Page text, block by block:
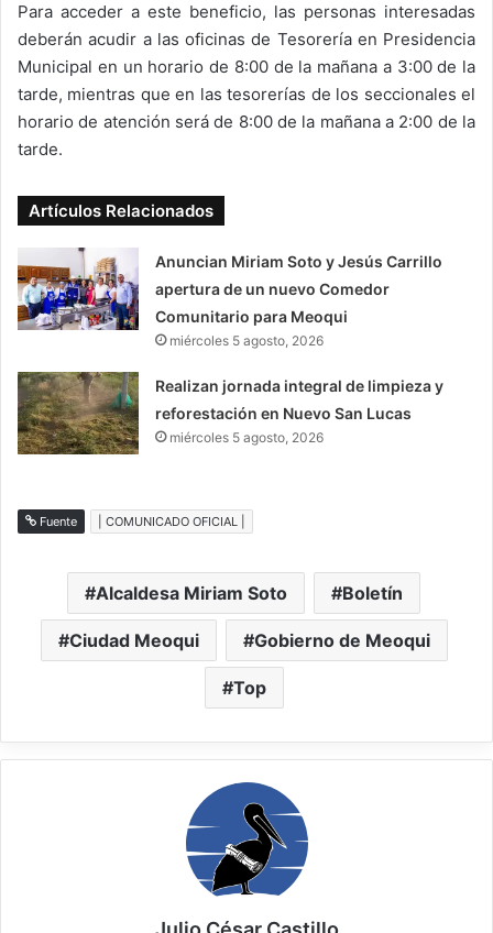
Para acceder a este beneficio, las personas interesadas
deberán acudir a las oficinas de Tesorería en Presidencia
Municipal en un horario de 8:00 de la mañana a 3:00 de la
tarde, mientras que en las tesorerías de los seccionales el
horario de atención será de 8:00 de la mañana a 2:00 de la
tarde.
Artículos Relacionados
Anuncian Miriam Soto y Jesús Carrillo
apertura de un nuevo Comedor
Comunitario para Meoqui
miércoles 5 agosto, 2026
Realizan jornada integral de limpieza y
reforestación en Nuevo San Lucas
miércoles 5 agosto, 2026
Fuente | COMUNICADO OFICIAL |
Alcaldesa Miriam Soto Boletín
Ciudad Meoqui Gobierno de Meoqui
Top